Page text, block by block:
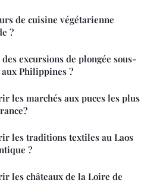
de cuisine végétarienne
?
excursions de plongée sous-
Philippines ?
les marchés aux puces les plus
les traditions textiles au Laos
?
les châteaux de la Loire de